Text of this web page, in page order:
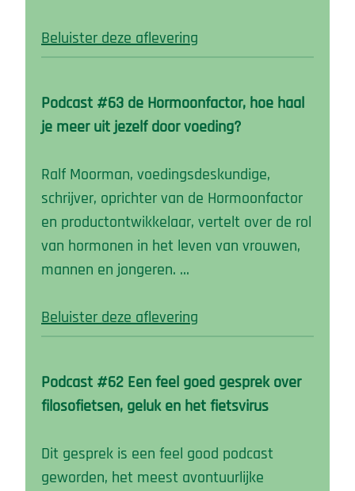
Beluister deze aflevering
Podcast #63 de Hormoonfactor, hoe haal
je meer uit jezelf door voeding?
Ralf Moorman, voedingsdeskundige,
schrijver, oprichter van de Hormoonfactor
en productontwikkelaar, vertelt over de rol
van hormonen in het leven van vrouwen,
mannen en jongeren. …
Beluister deze aflevering
Podcast #62 Een feel goed gesprek over
filosofietsen, geluk en het fietsvirus
Dit gesprek is een feel good podcast
geworden, het meest avontuurlijke